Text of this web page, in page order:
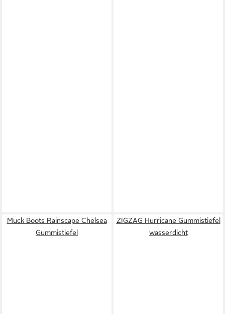
Muck Boots Rainscape Chelsea
Gummistiefel
ZIGZAG Hurricane Gummistiefel
wasserdicht